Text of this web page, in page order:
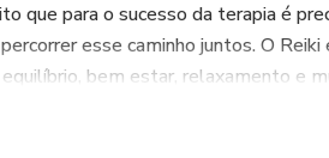
que para o sucesso da terapia é
esse caminho juntos. O
bem estar, relaxamento e